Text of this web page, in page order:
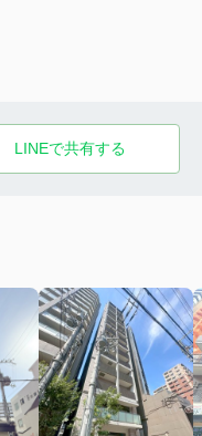
LINEで共有する